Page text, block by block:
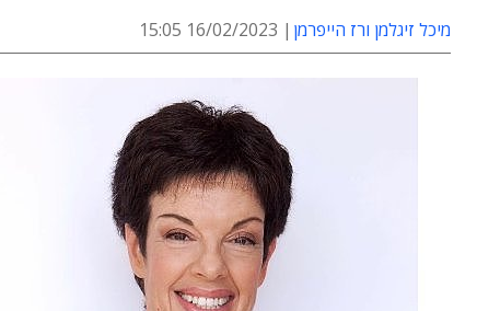
מיכל זיגלמן ורז הייפרמן 16/02/2023 15:05